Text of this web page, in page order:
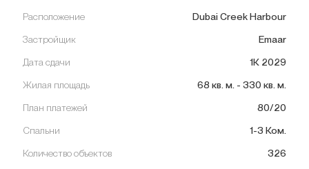
Расположение Dubai Creek Harbour
Застройщик Emaar
Дата сдачи 1К 2029
Жилая площадь 68 кв. м. - 330 кв. м.
План платежей 80/20
Спальни 1-3 Ком.
Количество объектов 326